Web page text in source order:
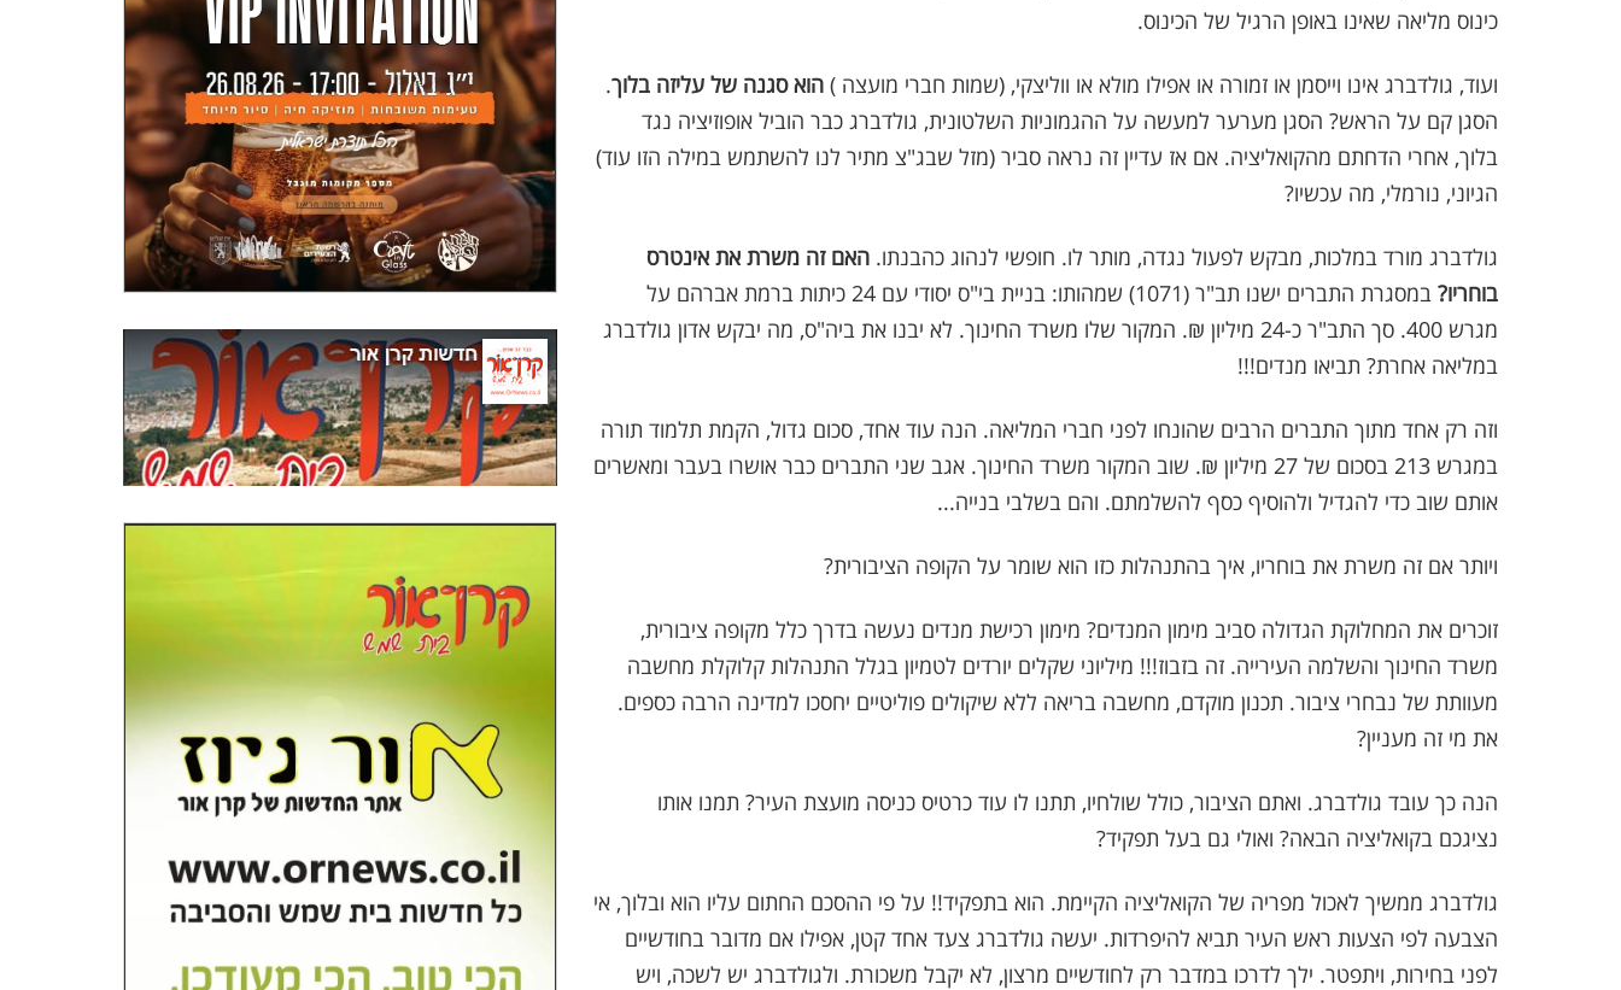
כינוס מליאה שאינו באופן הרגיל של הכינוס.
ועוד, גולדברג אינו וייסמן או זמורה או אפילו מולא או ווליצקי, (שמות חברי מועצה ) הוא סגנה של עליזה בלוך.
הסגן קם על הראש? הסגן מערער למעשה על ההגמוניות השלטונית, גולדברג כבר הוביל אופוזיציה נגד
בלוך, אחרי הדחתם מהקואליציה. אם אז עדיין זה נראה סביר (מזל שבג"צ מתיר לנו להשתמש במילה הזו עוד)
הגיוני, נורמלי, מה עכשיו?
גולדברג מורד במלכות, מבקש לפעול נגדה, מותר לו. חופשי לנהוג כהבנתו. האם זה משרת את אינטרס
בוחריו?
במסגרת התברים ישנו תב"ר (1071) שמהותו: בניית בי"ס יסודי עם 24 כיתות ברמת אברהם על
מגרש 400. סך התב"ר כ-24 מיליון ₪. המקור שלו משרד החינוך. לא יבנו את ביה"ס, מה יבקש אדון גולדברג
במליאה אחרת? תביאו מנדים!!!
וזה רק אחד מתוך התברים הרבים שהונחו לפני חברי המליאה. הנה עוד אחד, סכום גדול, הקמת תלמוד תורה
במגרש 213 בסכום של 27 מיליון ₪. שוב המקור משרד החינוך. אגב שני התברים כבר אושרו בעבר ומאשרים
אותם שוב כדי להגדיל ולהוסיף כסף להשלמתם. והם בשלבי בנייה...
ויותר אם זה משרת את בוחריו, איך בהתנהלות כזו הוא שומר על הקופה הציבורית?
זוכרים את המחלוקת הגדולה סביב מימון המנדים? מימון רכישת מנדים נעשה בדרך כלל מקופה ציבורית,
משרד החינוך והשלמה העירייה. זה בזבוז!!! מיליוני שקלים יורדים לטמיון בגלל התנהלות קלוקלת מחשבה
מעוותת של נבחרי ציבור. תכנון מוקדם, מחשבה בריאה ללא שיקולים פוליטיים יחסכו למדינה הרבה כספים.
את מי זה מעניין?
הנה כך עובד גולדברג. ואתם הציבור, כולל שולחיו, תתנו לו עוד כרטיס כניסה מועצת העיר? תמנו אותו
נציגכם בקואליציה הבאה? ואולי גם בעל תפקיד?
גולדברג ממשיך לאכול מפריה של הקואליציה הקיימת. הוא בתפקיד!! על פי ההסכם החתום עליו הוא ובלוך, אי
הצבעה לפי הצעות ראש העיר תביא להיפרדות. יעשה גולדברג צעד אחד קטן, אפילו אם מדובר בחודשיים
לפני בחירות, ויתפטר. ילך לדרכו במדבר רק לחודשיים מרצון, לא יקבל משכורת. ולגולדברג יש לשכה, ויש